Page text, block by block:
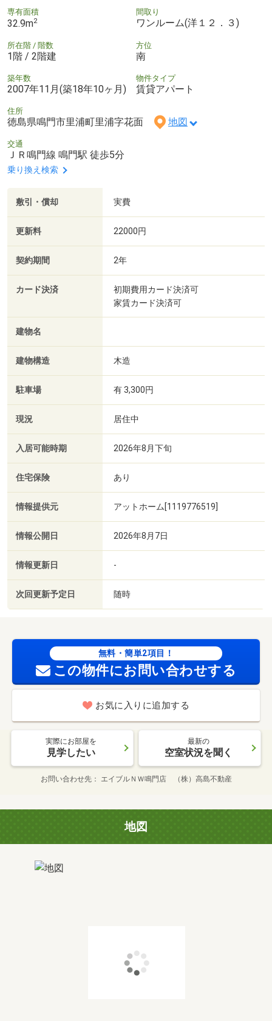
専有面積
32.9m2
間取り
ワンルーム(洋１２．３)
所在階 / 階数
1階 / 2階建
方位
南
築年数
2007年11月(築18年10ヶ月)
物件タイプ
賃貸アパート
住所
徳島県鳴門市里浦町里浦字花面 地図
交通
ＪＲ鳴門線 鳴門駅 徒歩5分
乗り換え検索
敷引・償却 実費
更新料 22000円
契約期間 2年
カード決済
初期費用カード決済可
家賃カード決済可
建物名
建物構造 木造
駐車場 有 3,300円
現況 居住中
入居可能時期 2026年8月下旬
住宅保険 あり
情報提供元 アットホーム[1119776519]
情報公開日 2026年8月7日
情報更新日 -
次回更新予定日 随時
無料・簡単2項目！
この物件にお問い合わせする
お気に入りに追加する
実際にお部屋を
見学したい
最新の
空室状況を聞く
お問い合わせ先 エイブルＮＷ鳴門店 （株）高島不動産
地図